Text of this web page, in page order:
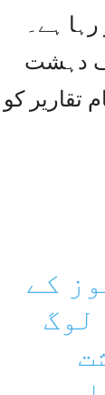
ہے۔
دہشت
تقاریر کو
کے
لوگ